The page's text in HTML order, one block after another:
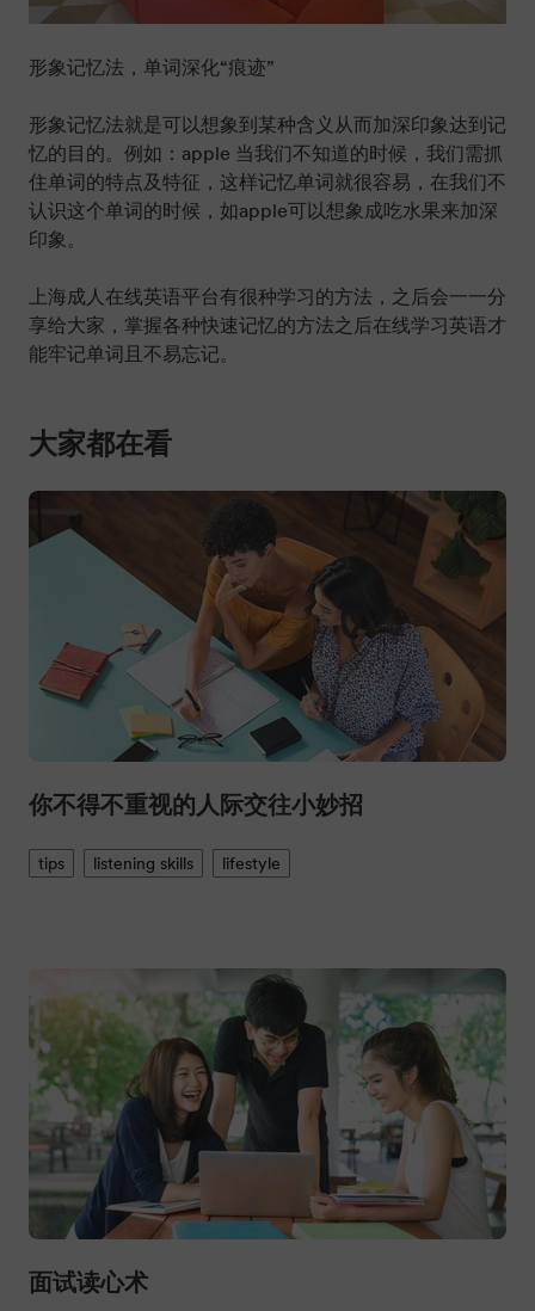
形象记忆法，单词深化“痕迹”
形象记忆法就是可以想象到某种含义从而加深印象达到记
忆的目的。例如：apple 当我们不知道的时候，我们需抓
住单词的特点及特征，这样记忆单词就很容易，在我们不
认识这个单词的时候，如apple可以想象成吃水果来加深
印象。
上海成人在线英语平台有很种学习的方法，之后会一一分
享给大家，掌握各种快速记忆的方法之后在线学习英语才
能牢记单词且不易忘记。
大家都在看
你不得不重视的人际交往小妙招
tips listening skills lifestyle
面试读心术